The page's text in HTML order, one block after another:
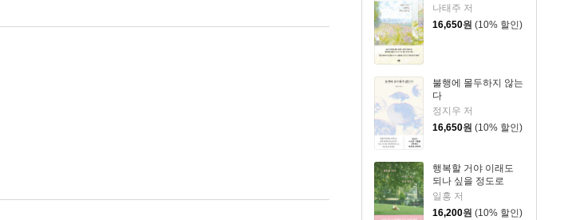
나태주 저
16,650원 (10% 할인)
불행에 몰두하지 않는
다
정지우 저
16,650원 (10% 할인)
행복할 거야 이래도
되나 싶을 정도로
일홍 저
16,200원 (10% 할인)